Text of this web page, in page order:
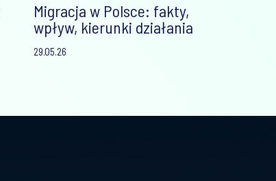
Migracja w Polsce: fakty,
wpływ, kierunki działania
29.05.26